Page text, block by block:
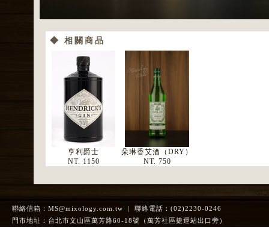
◆ 相關商品
亨利爵士
NT. 1150
朵琳香艾酒（DRY）
NT. 750
聯絡信箱： MS@mixology.com.tw | 聯絡電話：(02)2230-0246
門市地址：台北市文山區萬芳路60-18號（萬芳社區捷運站出口旁）